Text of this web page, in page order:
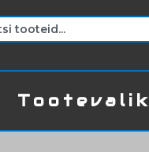
Tootevalik